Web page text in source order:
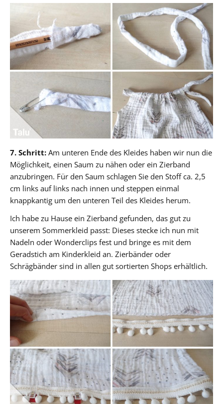
7. Schritt: Am unteren Ende des Kleides haben wir nun die
Möglichkeit, einen Saum zu nähen oder ein Zierband
anzubringen. Für den Saum schlagen Sie den Stoff ca. 2,5
cm links auf links nach innen und steppen einmal
knappkantig um den unteren Teil des Kleides herum.
Ich habe zu Hause ein Zierband gefunden, das gut zu
unserem Sommerkleid passt: Dieses stecke ich nun mit
Nadeln oder Wonderclips fest und bringe es mit dem
Geradstich am Kinderkleid an. Zierbänder oder
Schrägbänder sind in allen gut sortierten Shops erhältlich.